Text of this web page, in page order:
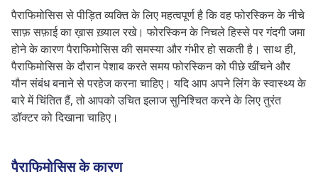
पैराफिमोसिस से पीड़ित व्यक्ति के लिए महत्वपूर्ण है कि वह फोरस्किन के नीचे
साफ़ सफ़ाई का ख़ास ख़्याल रखे। फोरस्किन के निचले हिस्से पर गंदगी जमा
होने के कारण पैराफिमोसिस की समस्या और गंभीर हो सकती है। साथ ही,
पैराफिमोसिस के दौरान पेशाब करते समय फोरस्किन को पीछे खींचने और
यौन संबंध बनाने से परहेज करना चाहिए। यदि आप अपने लिंग के स्वास्थ्य के
बारे में चिंतित हैं, तो आपको उचित इलाज सुनिश्चित करने के लिए तुरंत
डॉक्टर को दिखाना चाहिए।
पैराफिमोसिस के कारण